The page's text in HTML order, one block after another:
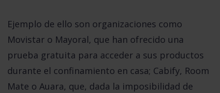
Ejemplo de ello son organizaciones como
Movistar o Mayoral, que han ofrecido una
prueba gratuita para acceder a sus productos
durante el confinamiento en casa; Cabify, Room
Mate o Auara, que, dada la imposibilidad de